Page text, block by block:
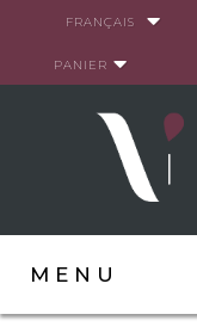
FRANÇAIS
PANIER
MENU